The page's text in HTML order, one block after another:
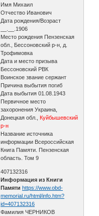
Имя Михаил
Отчество Иванович
Дата рождения/Возраст
__.__.1906
Место рождения Пензенская
обл., Бессоновский р-н, д.
Трофимовка
Дата и место призыва
Бессоновский РВК
Воинское звание сержант
Причина выбытия погиб
Дата выбытия 01.08.1943
Первичное место
захоронения Украина,
Донецкая обл.,
Куйбышевский
р-н
Название источника
информации Всероссийская
Книга Памяти. Пензенская
область. Том 9
407132316
Информация из Книги
Памяти https://www.obd-
memorial.ru/html/info.htm?
id=407132316
Фамилия ЧЕРНИКОВ